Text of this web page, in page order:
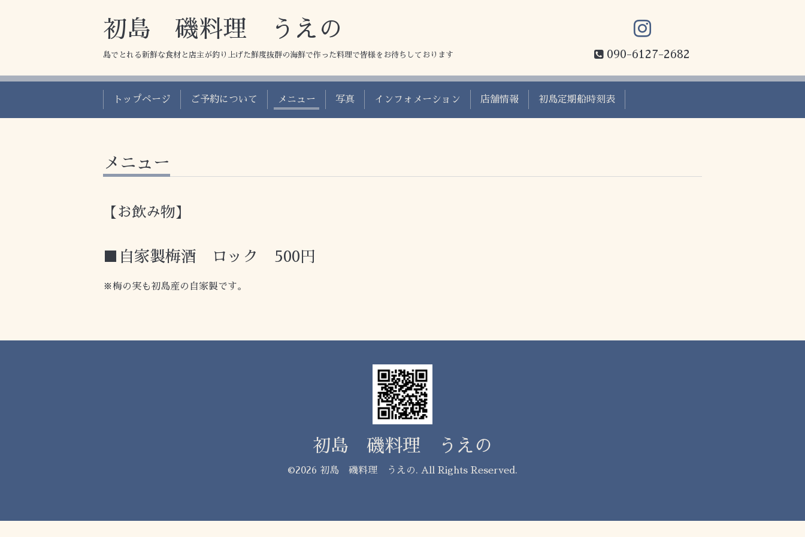
初島 磯料理 うえの
島でとれる新鮮な食材と店主が釣り上げた鮮度抜群の海鮮で作った料理で皆様をお待ちしております 090-6127-2682
トップページ ご予約について メニュー 写真 インフォメーション 店舗情報 初島定期船時刻表
メニュー
【お飲み物】
■自家製梅酒 ロック 500円
※梅の実も初島産の自家製です。
初島 磯料理 うえの
©2026 初島 磯料理 うえの. All Rights Reserved.